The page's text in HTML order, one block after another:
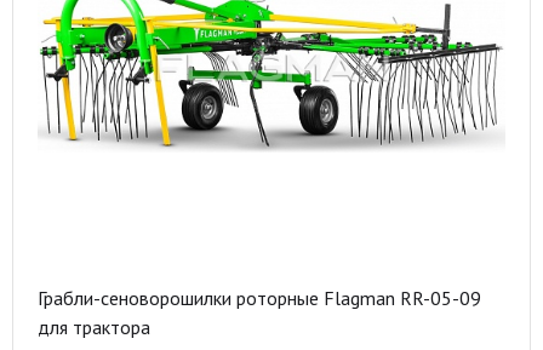
Грабли-сеноворошилки роторные Flagman RR-05-09
для трактора